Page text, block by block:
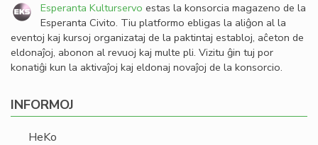
Esperanta Kulturservo estas la konsorcia magazeno de la
Esperanta Civito. Tiu platformo ebligas la aliĝon al la
eventoj kaj kursoj organizataj de la paktintaj establoj, aĉeton de
eldonaĵoj, abonon al revuoj kaj multe pli. Vizitu ĝin tuj por
konatiĝi kun la aktivaĵoj kaj eldonaj novaĵoj de la konsorcio.
INFORMOJ
HeKo